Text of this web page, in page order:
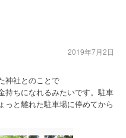
神社とのことで
持ちになれるみたいです。駐車
っと離れた駐車場に停めてから
2019年7月2日